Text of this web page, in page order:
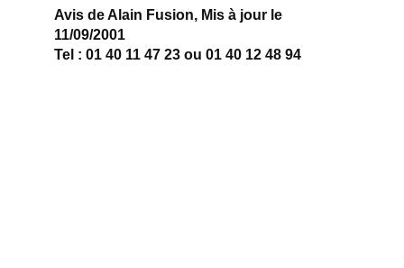
Avis de Alain Fusion, Mis à jour le
11/09/2001
Tel : 01 40 11 47 23 ou 01 40 12 48 94